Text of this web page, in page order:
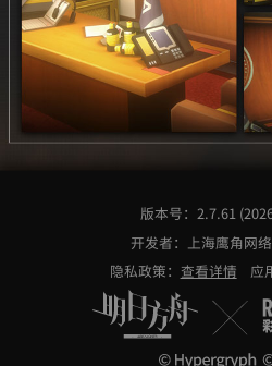
版本号：2.7.61
开发者：上海鹰角网
隐私政策： 查看详情 应